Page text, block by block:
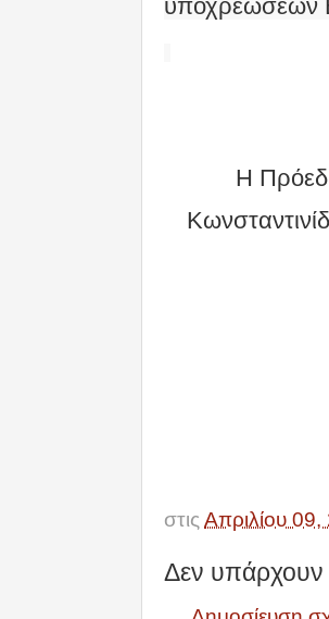
Η
στις Απριλίου
Δεν υπάρχουν